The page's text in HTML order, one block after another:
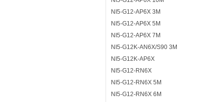
NI5-G12-AP6X 3M
NI5-G12-AP6X 5M
NI5-G12-AP6X 7M
NI5-G12K-AN6X/S90 3M
NI5-G12K-AP6X
NI5-G12-RN6X
NI5-G12-RN6X 5M
NI5-G12-RN6X 6M